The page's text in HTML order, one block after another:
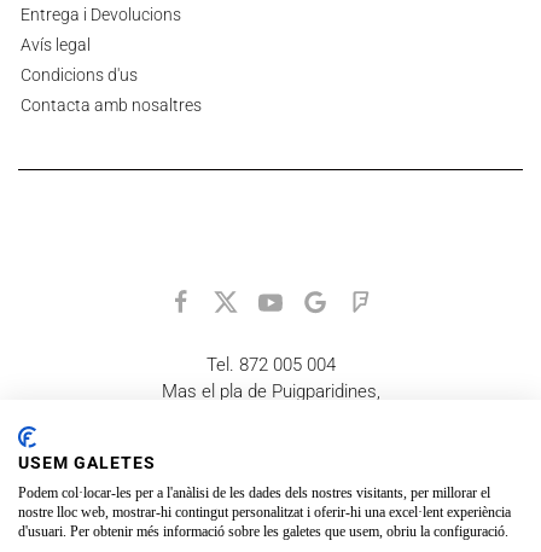
Entrega i Devolucions
Avís legal
Condicions d'us
Contacta amb nosaltres
Tel. 872 005 004
Mas el pla de Puigparidines,
Recordeu que està gestionat per voluntaris, no tenim horaris
fixes i fem tot el que podem, ens esforcem per donar el millor
servei que podem, gràcies.
USEM GALETES
Podem col·locar-les per a l'anàlisi de les dades dels nostres visitants, per millorar el
nostre lloc web, mostrar-hi contingut personalitzat i oferir-hi una excel·lent experiència
d'usuari. Per obtenir més informació sobre les galetes que usem, obriu la configuració.